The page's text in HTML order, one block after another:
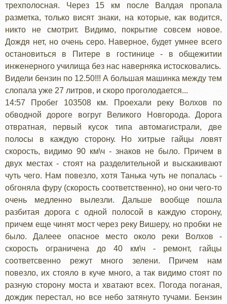
трехполосная. Через 15 км после Валдая пропала
разметка, только висят знаки, на которые, как водится,
никто не смотрит. Видимо, покрытие совсем новое.
Дождя нет, но очень серо. Наверное, будет умнее всего
остановиться в Питере в гостинице - в общежитии
инженерного училища без нас наверняка истосковались.
Видели бензин по 12.50!!! А большая машинка между тем
слопала уже 27 литров, и скоро проголодается...
14:57 Пробег 103508 км. Проехали реку Волхов по
обводной дороге вогруг Великого Новгорода. Дорога
отвратная, первый кусок типа автомагистрали, две
полосы в каждую сторону. Но хитрые гайцы ловят
скорость, видимо 90 км\ч - знаков не было. Причем в
двух местах - стоят на разделительной и выскакивают
чуть чего. Нам повезло, хотя Танька чуть не попалась -
обгоняла фуру (скорость соответственно), но они чего-то
очень медленно вылезли. Дальше вообще пошла
разбитая дорога с одной полосой в каждую сторону,
причем еще чинят мост через реку Вишеру, но пробки не
было. Далеее опасное место около реки Волхов -
скорость ограничена до 40 км\ч - ремонт, гайцы
соответсвенно режут много зелени. Причем нам
повезло, их стояло в куче много, а так видимо стоят по
разную сторону моста и хватают всех. Погода поганая,
дождик перестал, но все небо затянуто тучами. Бензин